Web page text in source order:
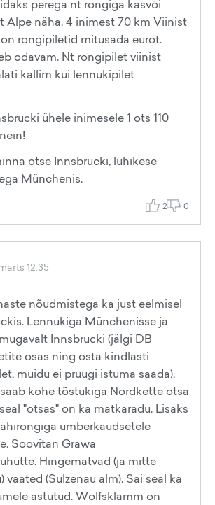
perega nt rongiga kasvōi
Alpe näha. 4 inimest 70 km Viinist
rongipiletid mitusada eurot.
odavam. Nt rongipilet viinist
kallim kui lennukipilet
ühele inimesele 1 ots 110
otse Innsbrucki, lühikese
Münchenis.
2 0
12:35
nõudmistega ka just eelmisel
Lennukiga Münchenisse ja
Innsbrucki (jälgi DB
osas ning osta kindlasti
muidu ei pruugi istuma saada).
kohe tõstukiga Nordkette otsa
"otsas" on ka matkaradu. Lisaks
ümberkaudsetele
Soovitan Grawa
Hingematvad (ja mitte
(Sulzenau alm). Sai seal ka
astutud. Wolfsklamm on